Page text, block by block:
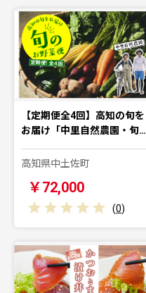
【定期便全4回】高知の旬を
お届け「中里自然農園・旬…
高知県中土佐町
￥72,000
(0)